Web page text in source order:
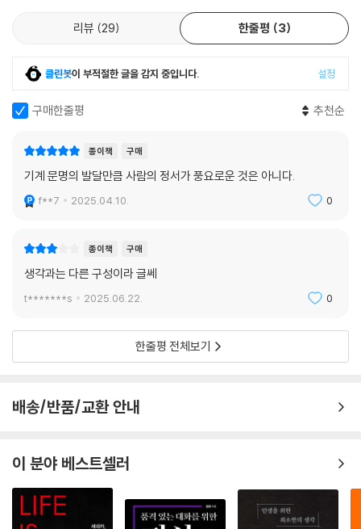
파스칼은 ‘따분함과 불안을 외면하는 것’이야말로 진정한 목적이라고 생각
했다. 여러 가지 활동이나 다른 사람과의 교류는 헤어나기 어려운 무료함
과 불안에서 눈을 떼기 위한 ‘오락’이라는 것이다. ‘오락’은 ‘기분 전환’이라
고 번역하기도 한다. 무료함과 불안은 언젠가 죽음을 맞이할 인간의 비참
한 운명을 떠올리게 하는데, ‘기분 전환’이라는 말에는 그런 기분에서 주의
다른 곳으로 돌리는)은 인간이 자신의 비참함에 신경을 덜 쓴다는 데서 비
롯된 말이다. 파스칼이 인간을 이리저리 흔들리는 ‘갈대’에 비유한 이유도
인간이 비참한 운명을 지녔다고 여겼기 때문이다.
어떻게 고독을 되찾을 수 있을까?
다는 점에서 누구에게나 필요하다. 누군가는 아이를 낳고 얻게 된 큰 행복
롯이 느끼고 소화해야만 한다. 삶을 건강하게 영위하기 위해, 타인과 건강
을 불러오는 여러 가지 방법들을 소개하는데, 그중에서도 심도 있게 다루
는 방법은 다름 아닌 ‘취미’다. ‘취미’는 타인에게 방해받지 않을 수 있는 영
가능케 한다. 취미로서 무언가를 만들거나 기를 때, 우리는 그 대상과 들리
로 예를 드는데, 우리가 밭을 가꿀 때, 작물이 어떤 크기와 속도로 자랄는지
다 알지 못한다. 무사히 실한 열매를 맺을 수 있을지 없을지 알 수 없기에
“우리는 창작을 통해, 즉 ‘뭔가를 만들고 뭔가를 키우는’ 취미를 통해 ‘자
속에서 사고(자기대화)가 가능해지므로 취미는 곧 고독으로 이어진다고
말할 수 있다.” (210쪽)
“이때 우리가 만드는 ‘무언가’는 우리 앞에 ‘타자’(물음)로서 모습을 드러
낸다. 어떤 것을 만들거나 키울 때 대상은 우리와 이어져 있으면서도 우리
의 외부에 존재한다는 뜻이다. 따라서 시를 짓거나 수박을 키울 때 우리는
시와 수박에게 많은 질문을 받는다. 자신이 만드는 ‘무언가’가 자기에게 어
리뷰 29 한줄평 3
클린봇이 부적절한 글을 감지 중입니다. 설정
구매한줄평 추천순
종이책 구매
기계 문명의 발달만큼 사람의 정서가 풍요로운 것은 아니다.
f**7 2025.04.10. 0
종이책 구매
생각과는 다른 구성이라 글쎄
t*******s 2025.06.22. 0
한줄평 전체보기
배송/반품/교환 안내
이 분야 베스트셀러